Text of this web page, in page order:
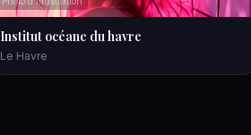
Institut océane du havre
Le Havre